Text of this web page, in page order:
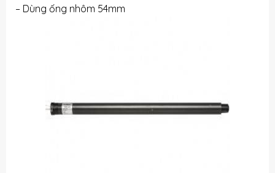
– Dùng ống nhôm 54mm